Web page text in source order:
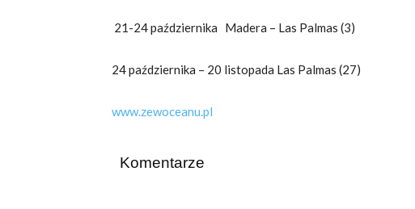
21-24 października Madera – Las Palmas (3)
24 października – 20 listopada Las Palmas (27)
www.zewoceanu.pl
Komentarze